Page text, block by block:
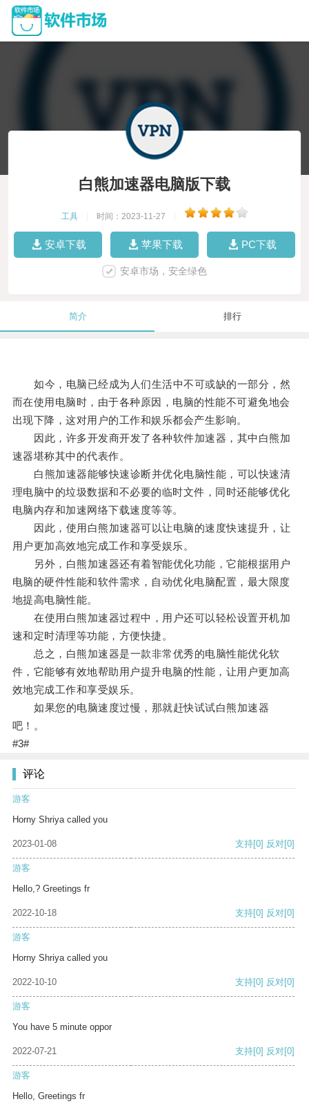
白熊加速器电脑版下载
工具 时间：2023-11-27
安卓下载 苹果下载 PC下载
安卓市场，安全绿色
简介 排行
如今，电脑已经成为人们生活中不可或缺的一部分，然
而在使用电脑时，由于各种原因，电脑的性能不可避免地会
出现下降，这对用户的工作和娱乐都会产生影响。
因此，许多开发商开发了各种软件加速器，其中白熊加
速器堪称其中的代表作。
白熊加速器能够快速诊断并优化电脑性能，可以快速清
理电脑中的垃圾数据和不必要的临时文件，同时还能够优化
电脑内存和加速网络下载速度等等。
因此，使用白熊加速器可以让电脑的速度快速提升，让
用户更加高效地完成工作和享受娱乐。
另外，白熊加速器还有着智能优化功能，它能根据用户
电脑的硬件性能和软件需求，自动优化电脑配置，最大限度
地提高电脑性能。
在使用白熊加速器过程中，用户还可以轻松设置开机加
速和定时清理等功能，方便快捷。
总之，白熊加速器是一款非常优秀的电脑性能优化软
件，它能够有效地帮助用户提升电脑的性能，让用户更加高
效地完成工作和享受娱乐。
如果您的电脑速度过慢，那就赶快试试白熊加速器
吧！。
#3#
评论
游客
Horny Shriya called you
2023-01-08 支持[0] 反对[0]
游客
Hello,? Greetings fr
2022-10-18 支持[0] 反对[0]
游客
Horny Shriya called you
2022-10-10 支持[0] 反对[0]
游客
You have 5 minute oppor
2022-07-21 支持[0] 反对[0]
游客
Hello, Greetings fr